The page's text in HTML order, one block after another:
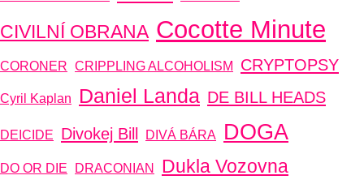
CIVILNÍ OBRANA Cocotte Minute
CORONER CRIPPLING ALCOHOLISM CRYPTOPSY
Cyril Kaplan Daniel Landa DE BILL HEADS
DEICIDE Divokej Bill DIVÁ BÁRA DOGA
DO OR DIE DRACONIAN Dukla Vozovna